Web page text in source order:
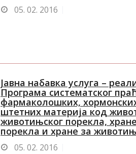
05. 02. 2016
Јавнa набавкa услуга –
Програма систематског
фармаколошких,
штетних материја код
животињског порекла,
порекла и хране за
05. 02. 2016